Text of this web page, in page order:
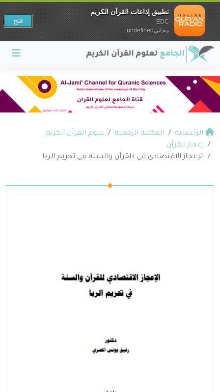
الرئيسية المكتبة الرقمية
علوم القرآن الكريم
إعجاز القرآن
الإعجاز الاقتصادي في للقرآن والسنه في تحريم الربا
تطبيق إذاعات القرآن الكريم
EDC
مجانيundefined
فتح